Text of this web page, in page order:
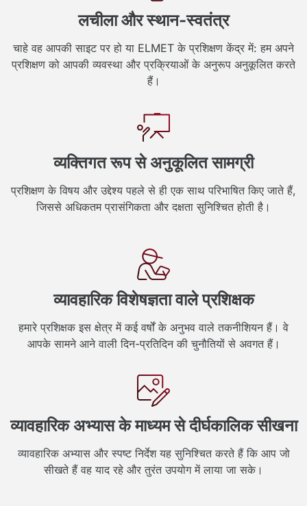
लचीला और स्थान-स्वतंत्र
चाहे वह आपकी साइट पर हो या ELMET के प्रशिक्षण केंद्र में: हम अपने
प्रशिक्षण को आपकी व्यवस्था और प्रक्रियाओं के अनुरूप अनुकूलित करते
हैं।
व्यक्तिगत रूप से अनुकूलित सामग्री
प्रशिक्षण के विषय और उद्देश्य पहले से ही एक साथ परिभाषित किए जाते हैं,
जिससे अधिकतम प्रासंगिकता और दक्षता सुनिश्चित होती है।
व्यावहारिक विशेषज्ञता वाले प्रशिक्षक
हमारे प्रशिक्षक इस क्षेत्र में कई वर्षों के अनुभव वाले तकनीशियन हैं। वे
आपके सामने आने वाली दिन-प्रतिदिन की चुनौतियों से अवगत हैं।
व्यावहारिक अभ्यास के माध्यम से दीर्घकालिक सीखना
व्यावहारिक अभ्यास और स्पष्ट निर्देश यह सुनिश्चित करते हैं कि आप जो
सीखते हैं वह याद रहे और तुरंत उपयोग में लाया जा सके।